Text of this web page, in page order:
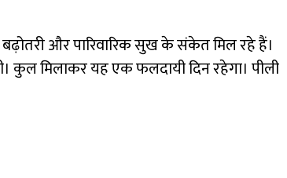
और पारिवारिक सुख के संकेत मिल रहे हैं।
कुल मिलाकर यह एक फलदायी दिन रहेगा। पीली